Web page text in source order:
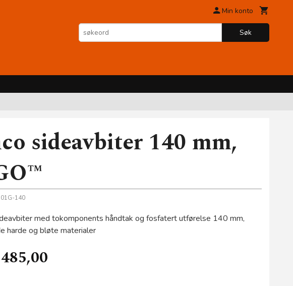
Min konto
Søk
sideavbiter 140 mm,
140
med tokomponents håndtak og fosfatert utførelse 140 mm,
harde og bløte materialer
485,00